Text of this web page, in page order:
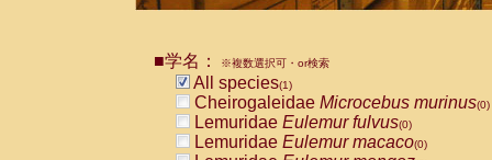
■学名： ※複数選択可・or検索
All species(1)
Cheirogaleidae Microcebus murinus(0)
Lemuridae Eulemur fulvus(0)
Lemuridae Eulemur macaco(0)